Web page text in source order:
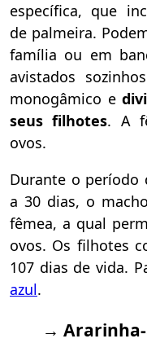
específica, que
de palmeira.
família ou em
avistados
monogâmico e
seus filhotes. A
ovos.
Durante o período
a 30 dias, o
fêmea, a qual
ovos. Os filhotes
107 dias de vida.
azul.
→